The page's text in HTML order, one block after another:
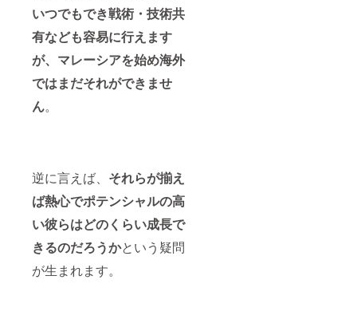
いつでもでき戦術・技術共
有なども容易に行えます
が、マレーシアを始め海外
ではまだそれができませ
ん。
逆に言えば、 それらが揃え
ば熱心でポテンシャルの高
い彼らはどのくらい成長で
きるのだろうかという疑問
が生まれます。